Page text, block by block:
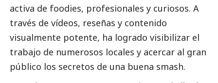
activa de foodies, profesionales y curiosos. A
través de vídeos, reseñas y contenido
visualmente potente, ha logrado visibilizar el
trabajo de numerosos locales y acercar al gran
público los secretos de una buena smash.